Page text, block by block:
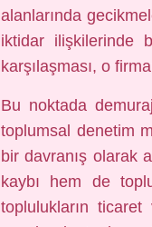
alanlarında
iktidar ilişkilerinde
karşılaşması, o
Bu noktada
toplumsal denetim
bir davranış olarak
kaybı hem de
toplulukların